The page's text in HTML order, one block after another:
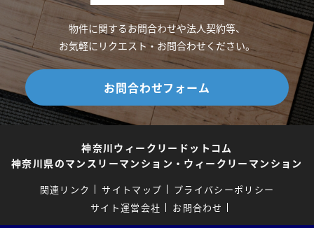
物件に関するお問合わせや法人契約等、
お気軽にリクエスト・お問合わせください。
お問合わせフォーム
神奈川ウィークリードットコム
神奈川県のマンスリーマンション・ウィークリーマンション
関連リンク サイトマップ
プライバシーポリシー
サイト運営会社
お問合わせ